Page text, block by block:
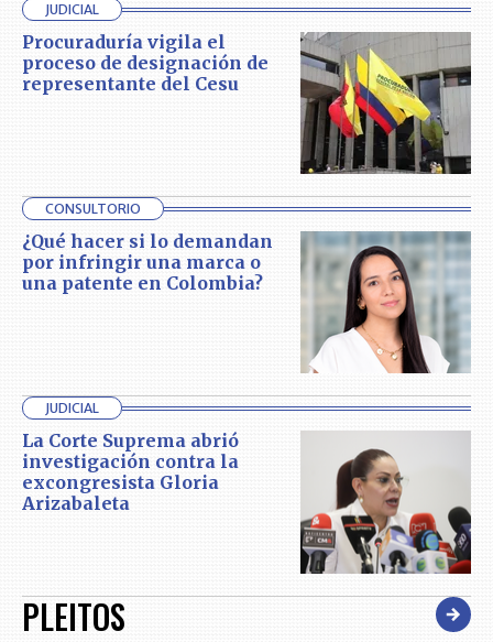
JUDICIAL
Procuraduría vigila el
proceso de designación de
representante del Cesu
CONSULTORIO
¿Qué hacer si lo demandan
por infringir una marca o
una patente en Colombia?
JUDICIAL
La Corte Suprema abrió
investigación contra la
excongresista Gloria
Arizabaleta
PLEITOS